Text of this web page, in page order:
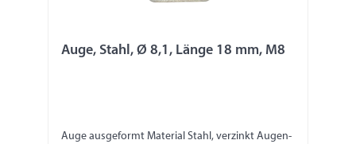
Auge, Stahl, Ø 8,1, Länge 18 mm, M8
Auge ausgeformt Material Stahl, verzinkt Augen-